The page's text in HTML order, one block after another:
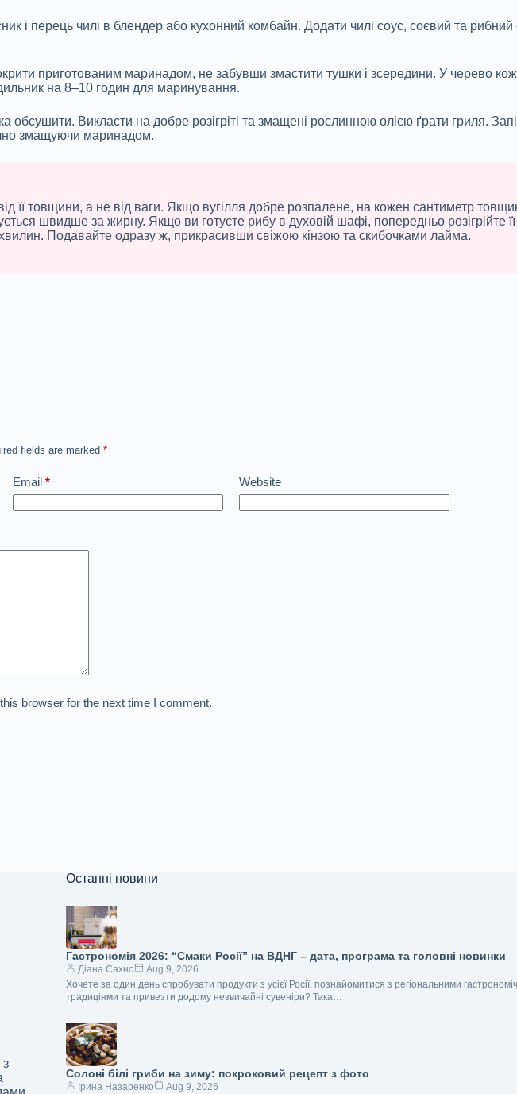
і перець чилі в блендер або кухонний комбайн. Додати чилі соус, соєвий та рибний
приготованим маринадом, не забувши змастити тушки і зсередини. У черево
на 8–10 годин для маринування.
обсушити. Викласти на добре розігріті та змащені рослинною олією ґрати гриля.
змащуючи маринадом.
її товщини, а не від ваги. Якщо вугілля добре розпалене, на кожен сантиметр
швидше за жирну. Якщо ви готуєте рибу в духовій шафі, попередньо розігрійте
хвилин. Подавайте одразу ж, прикрасивши свіжою кінзою та скибочками лайма.
fields are marked *
Email * Website
browser for the next time I comment.
Останні новини
Гастрономія 2026: “Смаки Росії” на ВДНГ – дата, програма та головні новинки
Діана Сахно
Aug 9, 2026
Хочете за один день спробувати продукти з усієї Росії, познайомитися з регіональними
традиціями та привезти додому незвичайні сувеніри? Така…
Солоні білі гриби на зиму: покроковий рецепт з фото
Ірина Назаренко Aug 9, 2026